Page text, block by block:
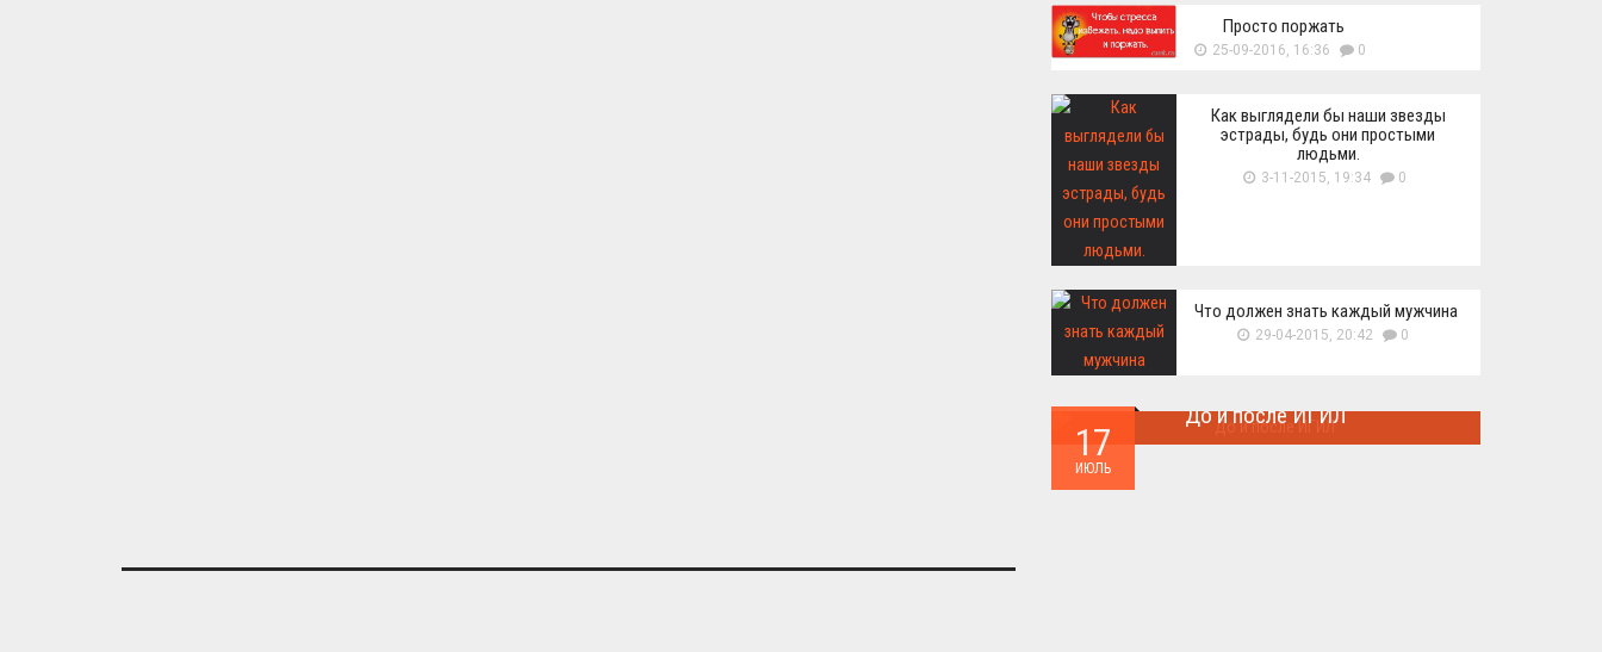
Просто поржать
25-09-2016, 16:36 0
Как выглядели бы наши звезды
эстрады, будь они простыми
людьми.
3-11-2015, 19:34 0
Что должен знать каждый мужчина
29-04-2015, 20:42 0
17
ИЮЛЬ
До и после ИГИЛ